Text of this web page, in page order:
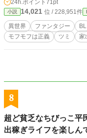
も問題無いはず、きっと大丈
上、母上、兄上、これから産
なる僕をお許し下さい。僕は
なってみせます！ 第1部 完結！兄や婚約者から見たエイル 第2部エイルが冒険者
になるまで① 第3部エイルが冒
す。 不定期更新になります、
ません。 ※BLシーンは
24h.ポイント 71pt
小説 14,021 位 / 228,951件
異世界 ファンタジー BL
モフモフは正義
ツミ 家
8
超ど貧乏なちびっこ平
出稼ぎライフを楽しん